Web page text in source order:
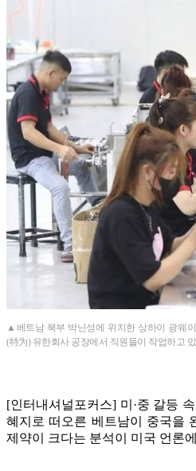
▲베트남 북부 박닌성에 위치한 상하이 광웨
(特为) 유한회사 공장에서 직원들이 작업하고
[인터내셔널포커스] 미·중 갈등
혜지로 떠오른 베트남이 중국을
제약이 크다는 분석이 미국 언론